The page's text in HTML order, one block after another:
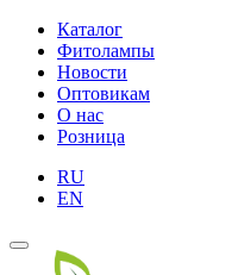
Каталог
Фитолампы
Новости
Оптовикам
О нас
Розница
RU
EN